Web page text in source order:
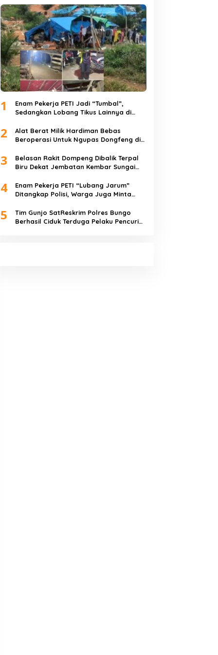
1
Enam Pekerja PETI Jadi “Tumbal”,
Sedangkan Lobang Tikus Lainnya di
Beroperasi
2
Alat Berat Milik Hardiman Bebas
Beroperasi Untuk Ngupas Dongfeng di
3
Belasan Rakit Dompeng Dibalik Terpal
Biru Dekat Jembatan Kembar Sungai
4
Enam Pekerja PETI “Lubang Jarum”
Ditangkap Polisi, Warga Juga Minta
5
Tim Gunjo SatReskrim Polres Bungo
Berhasil Ciduk Terduga Pelaku Pencuri